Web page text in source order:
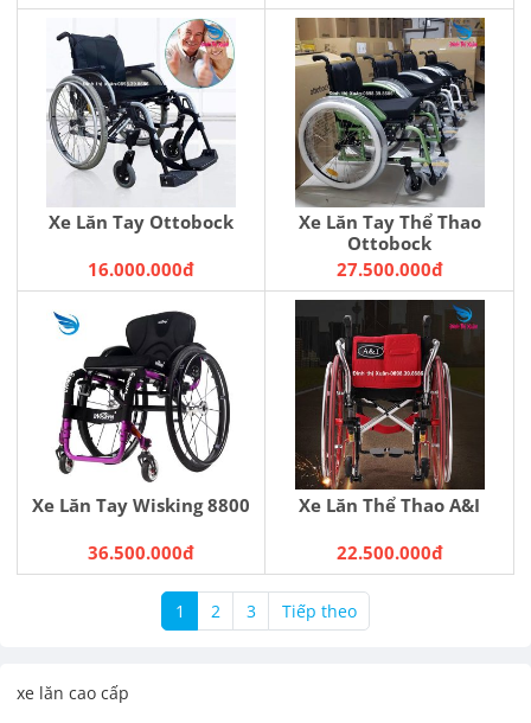
Xe Lăn Tay Ottobock
16.000.000đ
Xe Lăn Tay Thể Thao
Ottobock
27.500.000đ
Xe Lăn Tay Wisking 8800
36.500.000đ
Xe Lăn Thể Thao A&I
22.500.000đ
1 2 3 Tiếp theo
xe lăn cao cấp